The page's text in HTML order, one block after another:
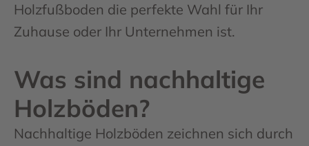
Holzfußboden die perfekte Wahl für Ihr
Zuhause oder Ihr Unternehmen ist.
Was sind nachhaltige
Holzböden?
Nachhaltige Holzböden zeichnen sich durch